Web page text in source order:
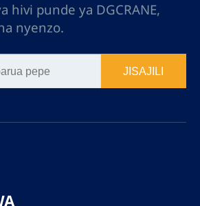
hivi punde ya DGCRANE,
nyenzo.
JISAJILI